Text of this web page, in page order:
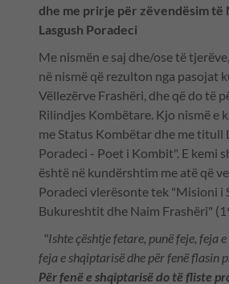
dhe me prirje për zëvendësim të
Lasgush Poradeci
Me nismën e saj dhe/ose të
në nismë që rezulton nga pasojat
Vëllezërve Frashëri, dhe që do të
Rilindjes Kombëtare. Kjo nismë e
me Status Kombëtar dhe me titull
Poradeci - Poet i Kombit". E kemi
është në kundërshtim me atë që
Poradeci vlerësonte tek "Misioni i
Bukureshtit dhe Naim Frashëri"
"Ishte çështje fetare, punë feje, feja
feja e shqiptarisë dhe për fenë flasin
Për fenë e shqiptarisë do të fliste